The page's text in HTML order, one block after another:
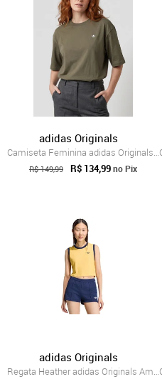
adidas Originals
Camiseta Feminina adidas Originals Trefo...
R$ 149,99 R$ 134,99no Pix
adidas Originals
Regata Heather adidas Originals Amarelo